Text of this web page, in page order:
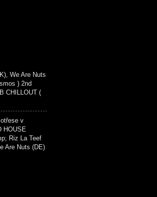
We Are Nuts
) 2nd
CHILLOUT (
v
HOUSE
Riz La Teef
(DE)